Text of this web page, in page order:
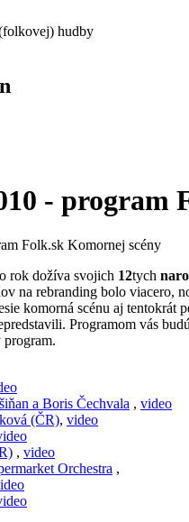
hudby
- program
rok dožíva svojich 12tych
na rebranding bolo viacero,
komorná scénu aj tentokrát
Programom vás
a Boris Čechvala , video
(ČR), video
, video
Orchestra ,